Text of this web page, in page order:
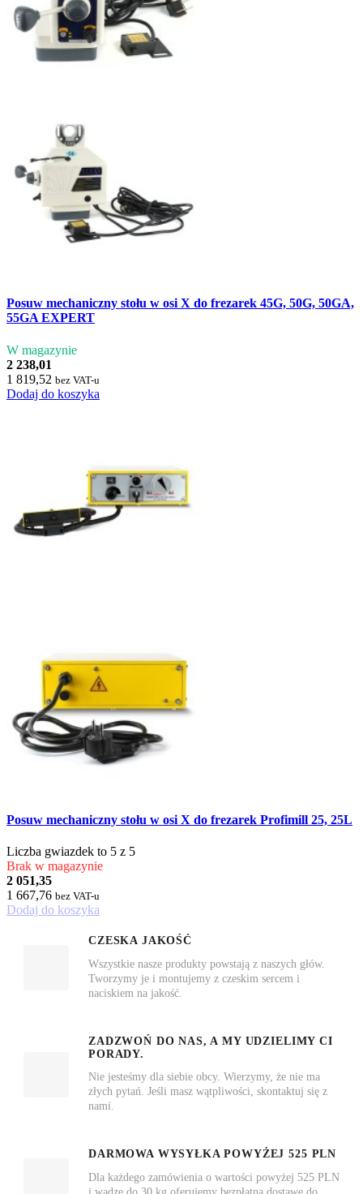
Posuw mechaniczny stołu w osi X do frezarek 45G, 50G, 50GA,
55GA EXPERT
W magazynie
2 238,01
1 819,52 bez VAT-u
Dodaj do koszyka
Posuw mechaniczny stołu w osi X do frezarek Profimill 25, 25L
Liczba gwiazdek to 5 z 5
Brak w magazynie
2 051,35
1 667,76 bez VAT-u
Dodaj do koszyka
CZESKA JAKOŚĆ
Wszystkie nasze produkty powstają z naszych głów.
Tworzymy je i montujemy z czeskim sercem i
naciskiem na jakość.
ZADZWOŃ DO NAS, A MY UDZIELIMY CI
PORADY.
Nie jesteśmy dla siebie obcy. Wierzymy, że nie ma
złych pytań. Jeśli masz wątpliwości, skontaktuj się z
nami.
DARMOWA WYSYŁKA POWYŻEJ 525 PLN
Dla każdego zamówienia o wartości powyżej 525 PLN